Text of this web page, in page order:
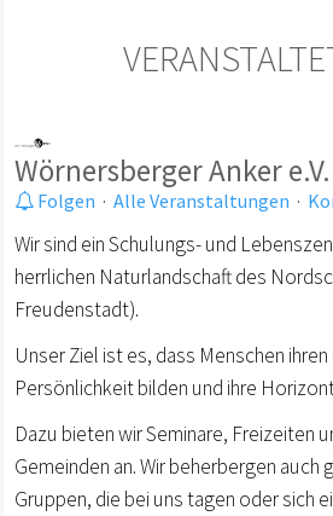
Wörnersberger Anker e.V.
Folgen · Alle Veranstaltungen ·
Wir sind ein Schulungs- und
herrlichen Naturlandschaft des
Freudenstadt).
Unser Ziel ist es, dass Menschen
Persönlichkeit bilden und ihre
Dazu bieten wir Seminare, Freizeiten
Gemeinden an. Wir beherbergen auch
Gruppen, die bei uns tagen oder sich